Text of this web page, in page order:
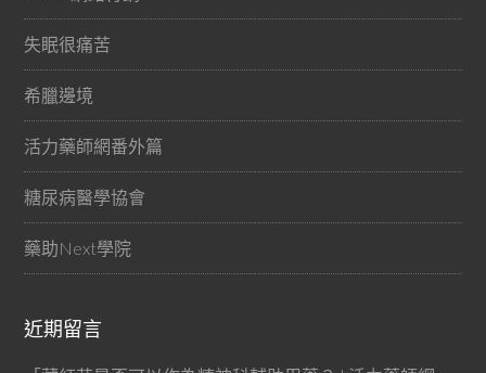
失眠很痛苦
希臘邊境
活力藥師網番外篇
糖尿病醫學協會
藥助Next學院
近期留言